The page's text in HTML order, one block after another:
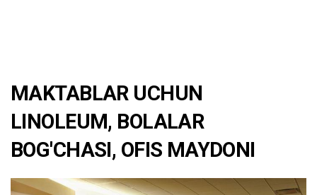
MAKTABLAR UCHUN
LINOLEUM, BOLALAR
BOG'CHASI, OFIS MAYDONI